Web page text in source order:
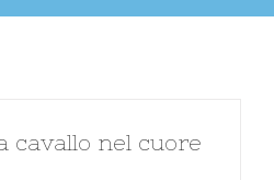
cavallo nel cuore